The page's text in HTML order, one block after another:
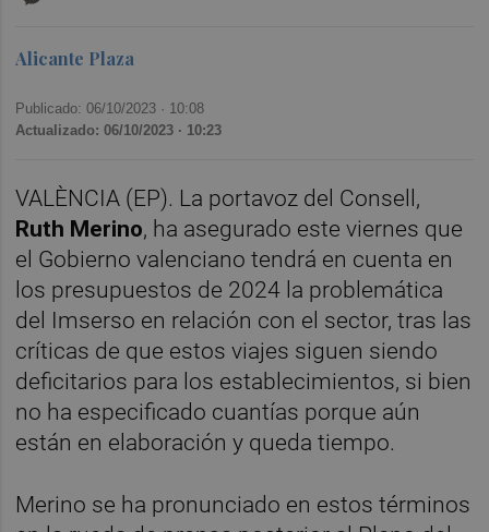
Alicante Plaza
Publicado: 06/10/2023 · 10:08
Actualizado: 06/10/2023 · 10:23
VALÈNCIA (EP). La portavoz del Consell,
Ruth Merino, ha asegurado este viernes que
el Gobierno valenciano tendrá en cuenta en
los presupuestos de 2024 la problemática
del Imserso en relación con el sector, tras las
críticas de que estos viajes siguen siendo
deficitarios para los establecimientos, si bien
no ha especificado cuantías porque aún
están en elaboración y queda tiempo.
Merino se ha pronunciado en estos términos